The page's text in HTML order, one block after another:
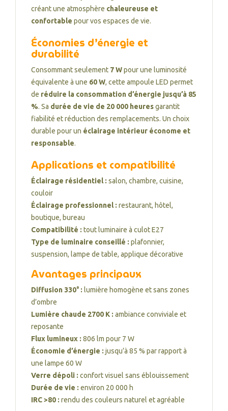
créant une atmosphère chaleureuse et
confortable pour vos espaces de vie.
Économies d’énergie et
durabilité
Consommant seulement 7 Wpour une luminosité
équivalente à une 60 W, cette ampoule LED permet
de réduire la consommation d’énergie jusqu’à 85
%. Sa durée de vie de 20 000 heuresgarantit
fiabilité et réduction des remplacements. Un choix
durable pour un éclairage intérieur économe et
responsable.
Applications et compatibilité
Éclairage résidentiel : salon, chambre, cuisine,
couloir
Éclairage professionnel : restaurant, hôtel,
boutique, bureau
Compatibilité : tout luminaire à culot E27
Type de luminaire conseillé : plafonnier,
suspension, lampe de table, applique décorative
Avantages principaux
Diffusion 330° : lumière homogène et sans zones
d’ombre
Lumière chaude 2700 K : ambiance conviviale et
reposante
Flux lumineux : 806 lm pour 7 W
Économie d’énergie : jusqu’à 85 % par rapport à
une lampe 60 W
Verre dépoli : confort visuel sans éblouissement
Durée de vie : environ 20 000 h
IRC >80 : rendu des couleurs naturel et agréable